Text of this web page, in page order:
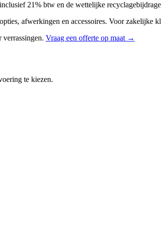
21% btw en de wettelijke
afwerkingen en accessoires. Voor zakelijke
Vraag een offerte op maat →
te kiezen.